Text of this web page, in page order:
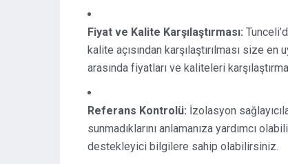
Fiyat ve Kalite Karşılaştırması:
kalite açısından karşılaştırılması size
arasında fiyatları ve kaliteleri
Referans Kontrolü: İzolasyon
sunmadıklarını anlamanıza yardımcı
destekleyici bilgilere sahip olabilirsiniz.